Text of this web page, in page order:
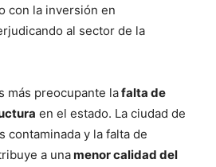
con la inversión en
al sector de la
más preocupante lafalta de
en el estado. La ciudad de
contaminada y la falta de
a unamenor calidad del